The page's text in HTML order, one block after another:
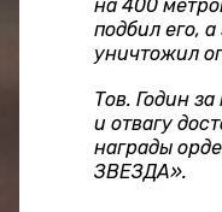
на 400
подбил его,
уничтожил
Тов. Годин
и отвагу
награды
ЗВЕЗДА».